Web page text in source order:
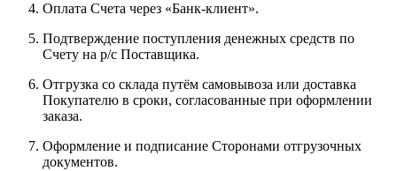
Оплата Счета через «Банк-клиент».
Подтверждение поступления денежных средств по
Счету на р/с Поставщика.
Отгрузка со склада путём самовывоза или доставка
Покупателю в сроки, согласованные при оформлении
заказа.
Оформление и подписание Сторонами отгрузочных
документов.